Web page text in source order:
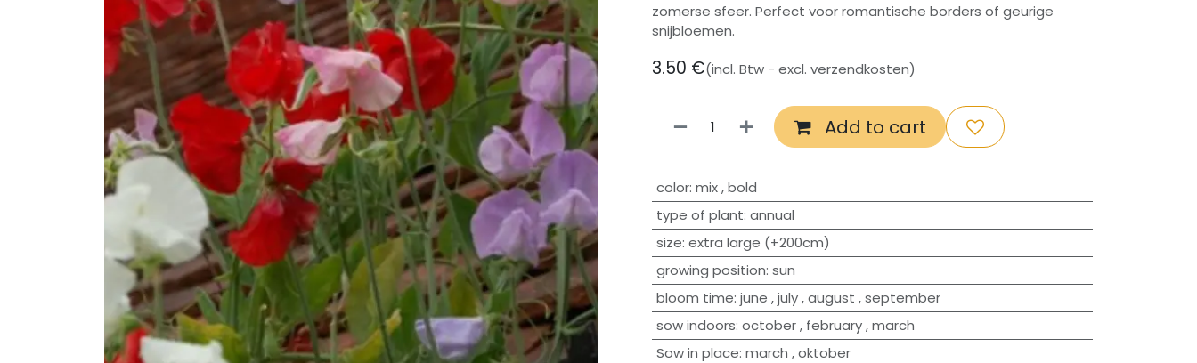
zomerse sfeer. Perfect voor romantische borders of geurige
snijbloemen.
3.50 €(incl. Btw - excl. verzendkosten)
Add to cart
​color: mix,bold
type of plant: annual
size: extra large (+200cm)
growing position: sun
bloom time: june ,july,august ,september
sow indoors: october, february,march
Sow in place: march ,oktober